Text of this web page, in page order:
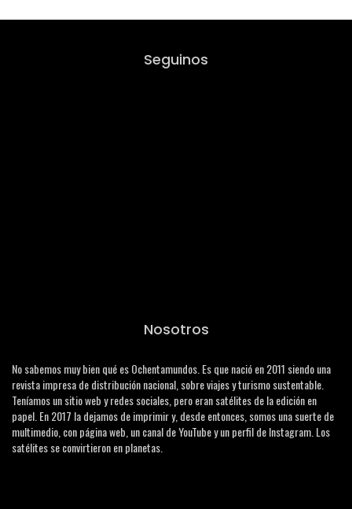
Seguinos
Nosotros
No sabemos muy bien qué es Ochentamundos. Es que nació en 2011 siendo una
revista impresa de distribución nacional, sobre viajes y turismo sustentable.
Teníamos un sitio web y redes sociales, pero eran satélites de la edición en
papel. En 2017 la dejamos de imprimir y, desde entonces, somos una suerte de
multimedio, con página web, un canal de YouTube y un perfil de Instagram. Los
satélites se convirtieron en planetas.